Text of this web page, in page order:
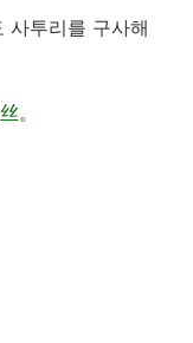
투리를 구사해
。